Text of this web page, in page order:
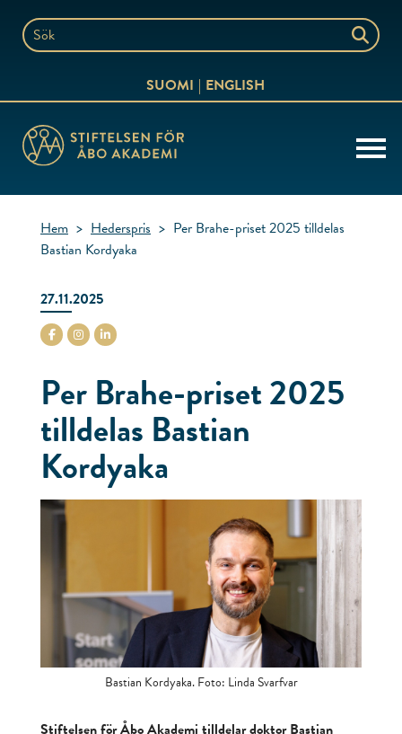
innehållet
Sök
SUOMI ENGLISH
Hem > Hederspris > Per Brahe-priset 2025 tilldelas
Bastian Kordyaka
27.11.2025
stiftelsenabo Facebook
stiftelsenabo Instagram
stiftelsenabo Linkedin
Per Brahe-priset 2025
tilldelas Bastian
Kordyaka
Bastian Kordyaka. Foto: Linda Svarfvar
Stiftelsen för Åbo Akademi tilldelar doktor Bastian